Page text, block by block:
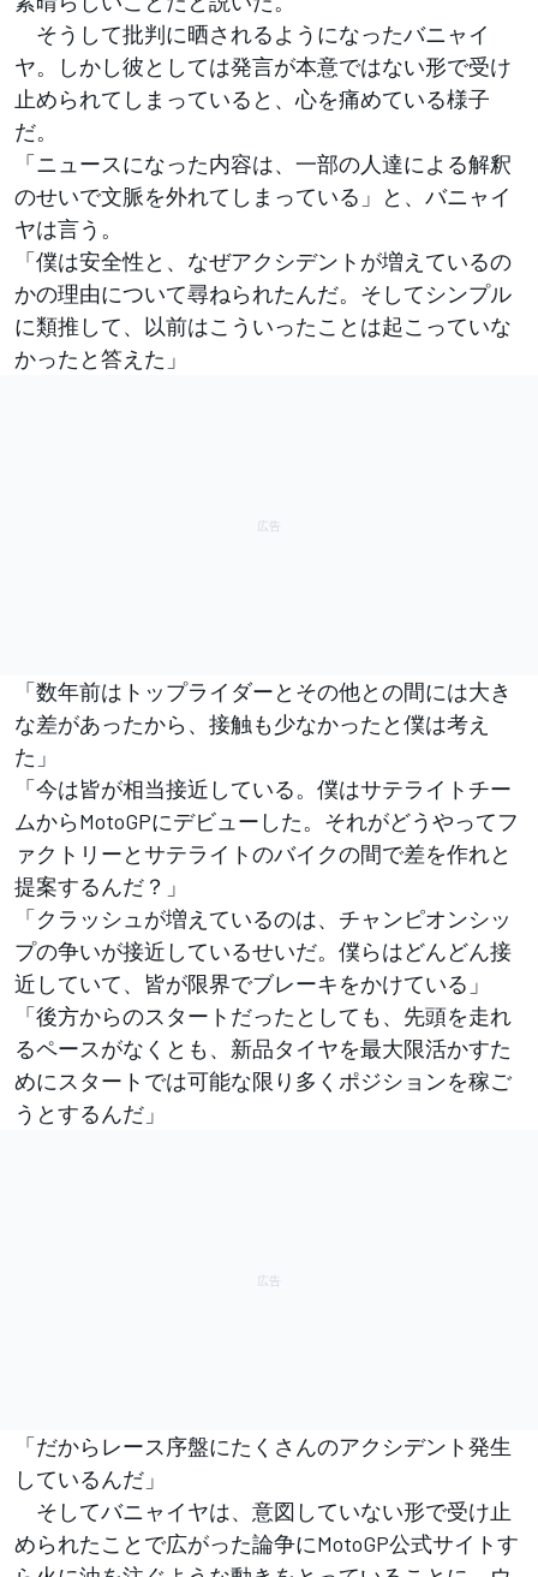
そうして批判に晒されるようになったバニャイ
ヤ。しかし彼としては発言が本意ではない形で受け
止められてしまっていると、心を痛めている様子
だ。
「ニュースになった内容は、一部の人達による解釈
のせいで文脈を外れてしまっている」と、バニャイ
ヤは言う。
「僕は安全性と、なぜアクシデントが増えているの
かの理由について尋ねられたんだ。そしてシンプル
に類推して、以前はこういったことは起こっていな
かったと答えた」
「数年前はトップライダーとその他との間には大き
な差があったから、接触も少なかったと僕は考え
た」
「今は皆が相当接近している。僕はサテライトチー
ムからMotoGPにデビューした。それがどうやってフ
ァクトリーとサテライトのバイクの間で差を作れと
提案するんだ？」
「クラッシュが増えているのは、チャンピオンシッ
プの争いが接近しているせいだ。僕らはどんどん接
近していて、皆が限界でブレーキをかけている」
「後方からのスタートだったとしても、先頭を走れ
るペースがなくとも、新品タイヤを最大限活かすた
めにスタートでは可能な限り多くポジションを稼ご
うとするんだ」
「だからレース序盤にたくさんのアクシデント発生
しているんだ」
そしてバニャイヤは、意図していない形で受け止
められたことで広がった論争にMotoGP公式サイトす